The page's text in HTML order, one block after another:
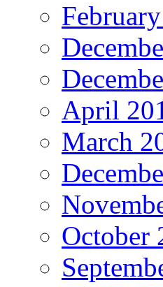
April
March
October